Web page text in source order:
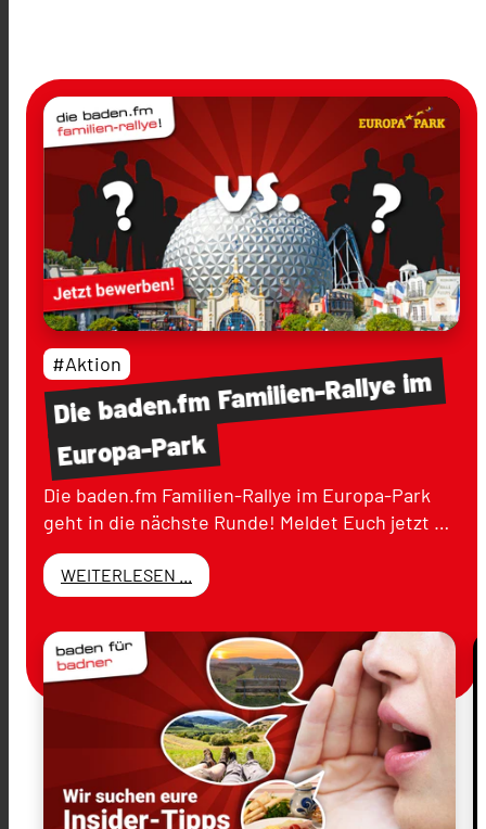
Diebaden.fmFamilien-Rallyeim
Europa-Park
#Aktion
Die baden.fm Familien-Rallye im Europa-Park
geht in die nächste Runde! Meldet Euch jetzt …
WEITERLESEN ...